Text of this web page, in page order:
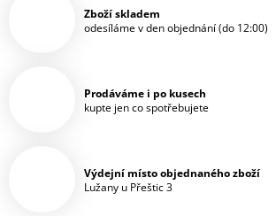
Zboží skladem
odesíláme v den objednání (do 12:00)
Prodáváme i po kusech
kupte jen co spotřebujete
Výdejní místo objednaného zboží
Lužany u Přeštic 3